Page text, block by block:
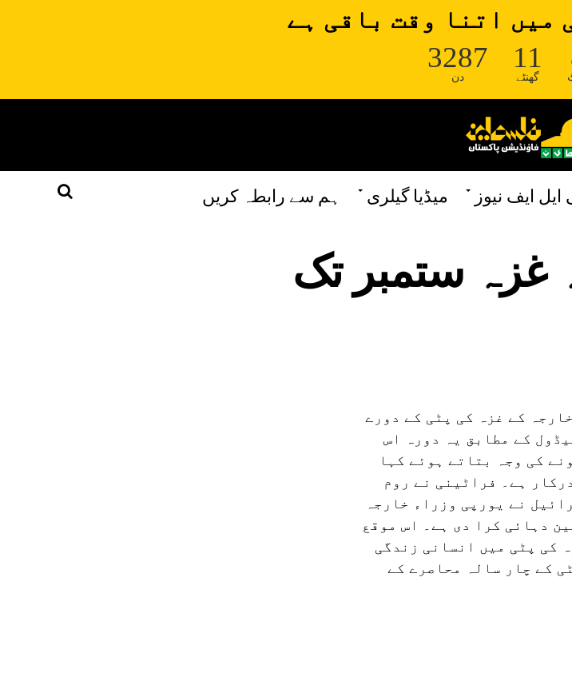
میں اتنا وقت باقی ہے
3287
دن
11
گھنٹے
ایل ایف نیوز میڈیا گیلری ہم سے رابطہ کریں
غزہ ستمبر تک
کے غزہ کی پٹی کے دورے
کے مطابق یہ دورہ اس
کی وجہ بتاتے ہوئے کہا
ہے۔ فراٹینی نے روم
نے یورپی وزراء خارجہ
دہائی کرا دی ہے۔ اس موقع
کی پٹی میں انسانی زندگی
کے چار سالہ محاصرے کے